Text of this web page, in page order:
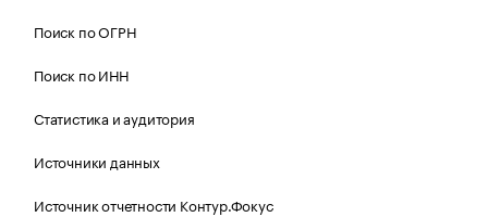
Поиск по ОГРН
Поиск по ИНН
Статистика и аудитория
Источники данных
Источник отчетности Контур.Фокус